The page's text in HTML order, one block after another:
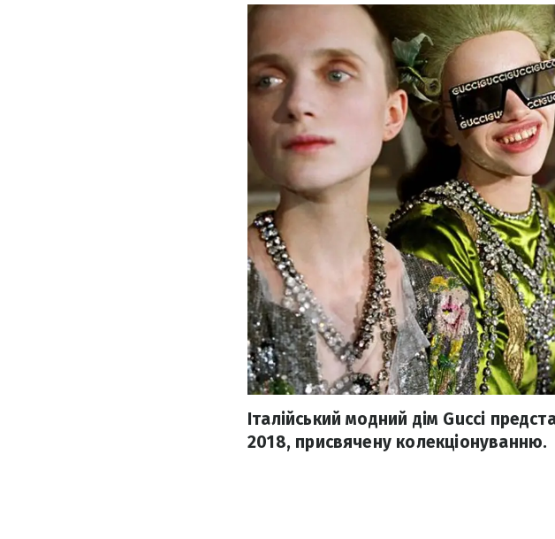
Італійський модний дім Gucci
2018, присвячену колекціонуванню.